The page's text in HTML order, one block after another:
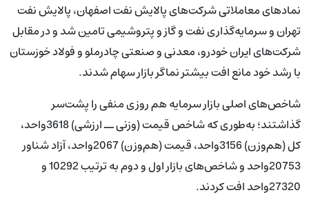
نمادهای معاملاتی شرکت‌های پالایش نفت اصفهان، پالایش نفت
تهران و سرمایه‌گذاری نفت و گاز و پتروشیمی تامین شد و در مقابل
شرکت‌های ایران خودرو، معدنی و صنعتی چادرملو و فولاد خوزستان
با رشد خود مانع افت بیشتر نماگر بازار سهام شدند.
شاخص‌های اصلی بازار سرمایه هم روزی منفی را پشت‌سر
گذاشتند؛ به‌طوری که شاخص قیمت (وزنی ــ ارزشی) 3618واحد،
کل (هم‌وزن) 3156واحد، قیمت (هم‌وزن) 2067واحد، آزاد شناور
20753واحد و شاخص‌های بازار اول و دوم به ترتیب 10292 و
27320واحد افت کردند.